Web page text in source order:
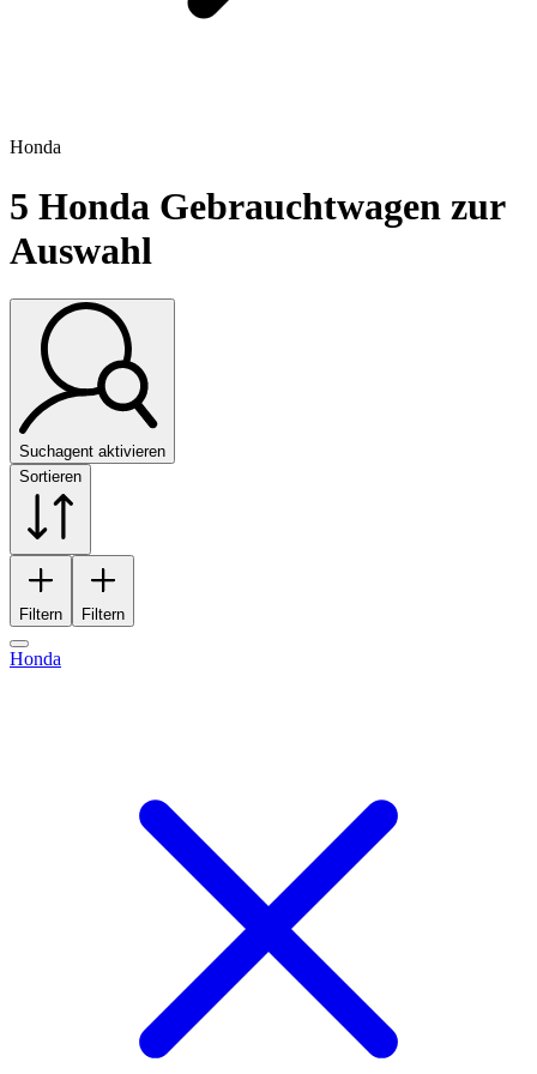
Honda
5 Honda Gebrauchtwagen zur
Auswahl
Suchagent aktivieren
Sortieren
Filtern Filtern
Honda